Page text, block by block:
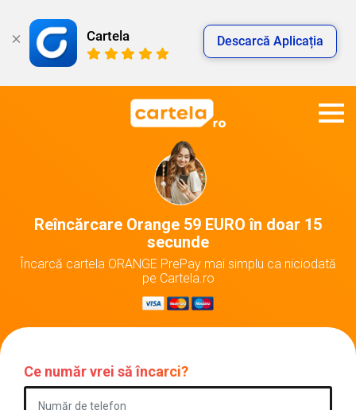
Cartela Descarcă Aplicația
Reîncărcare Orange 59 EURO în doar 15
secunde
Încarcă cartela ORANGE PrePay mai simplu ca niciodată
pe Cartela.ro
Ce număr vrei să încarci?